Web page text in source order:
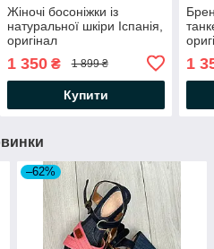
Жіночі босоніжки із
натуральної шкіри Іспанія,
оригінал
1 350₴ 1 899 ₴
Купити
1
–62%